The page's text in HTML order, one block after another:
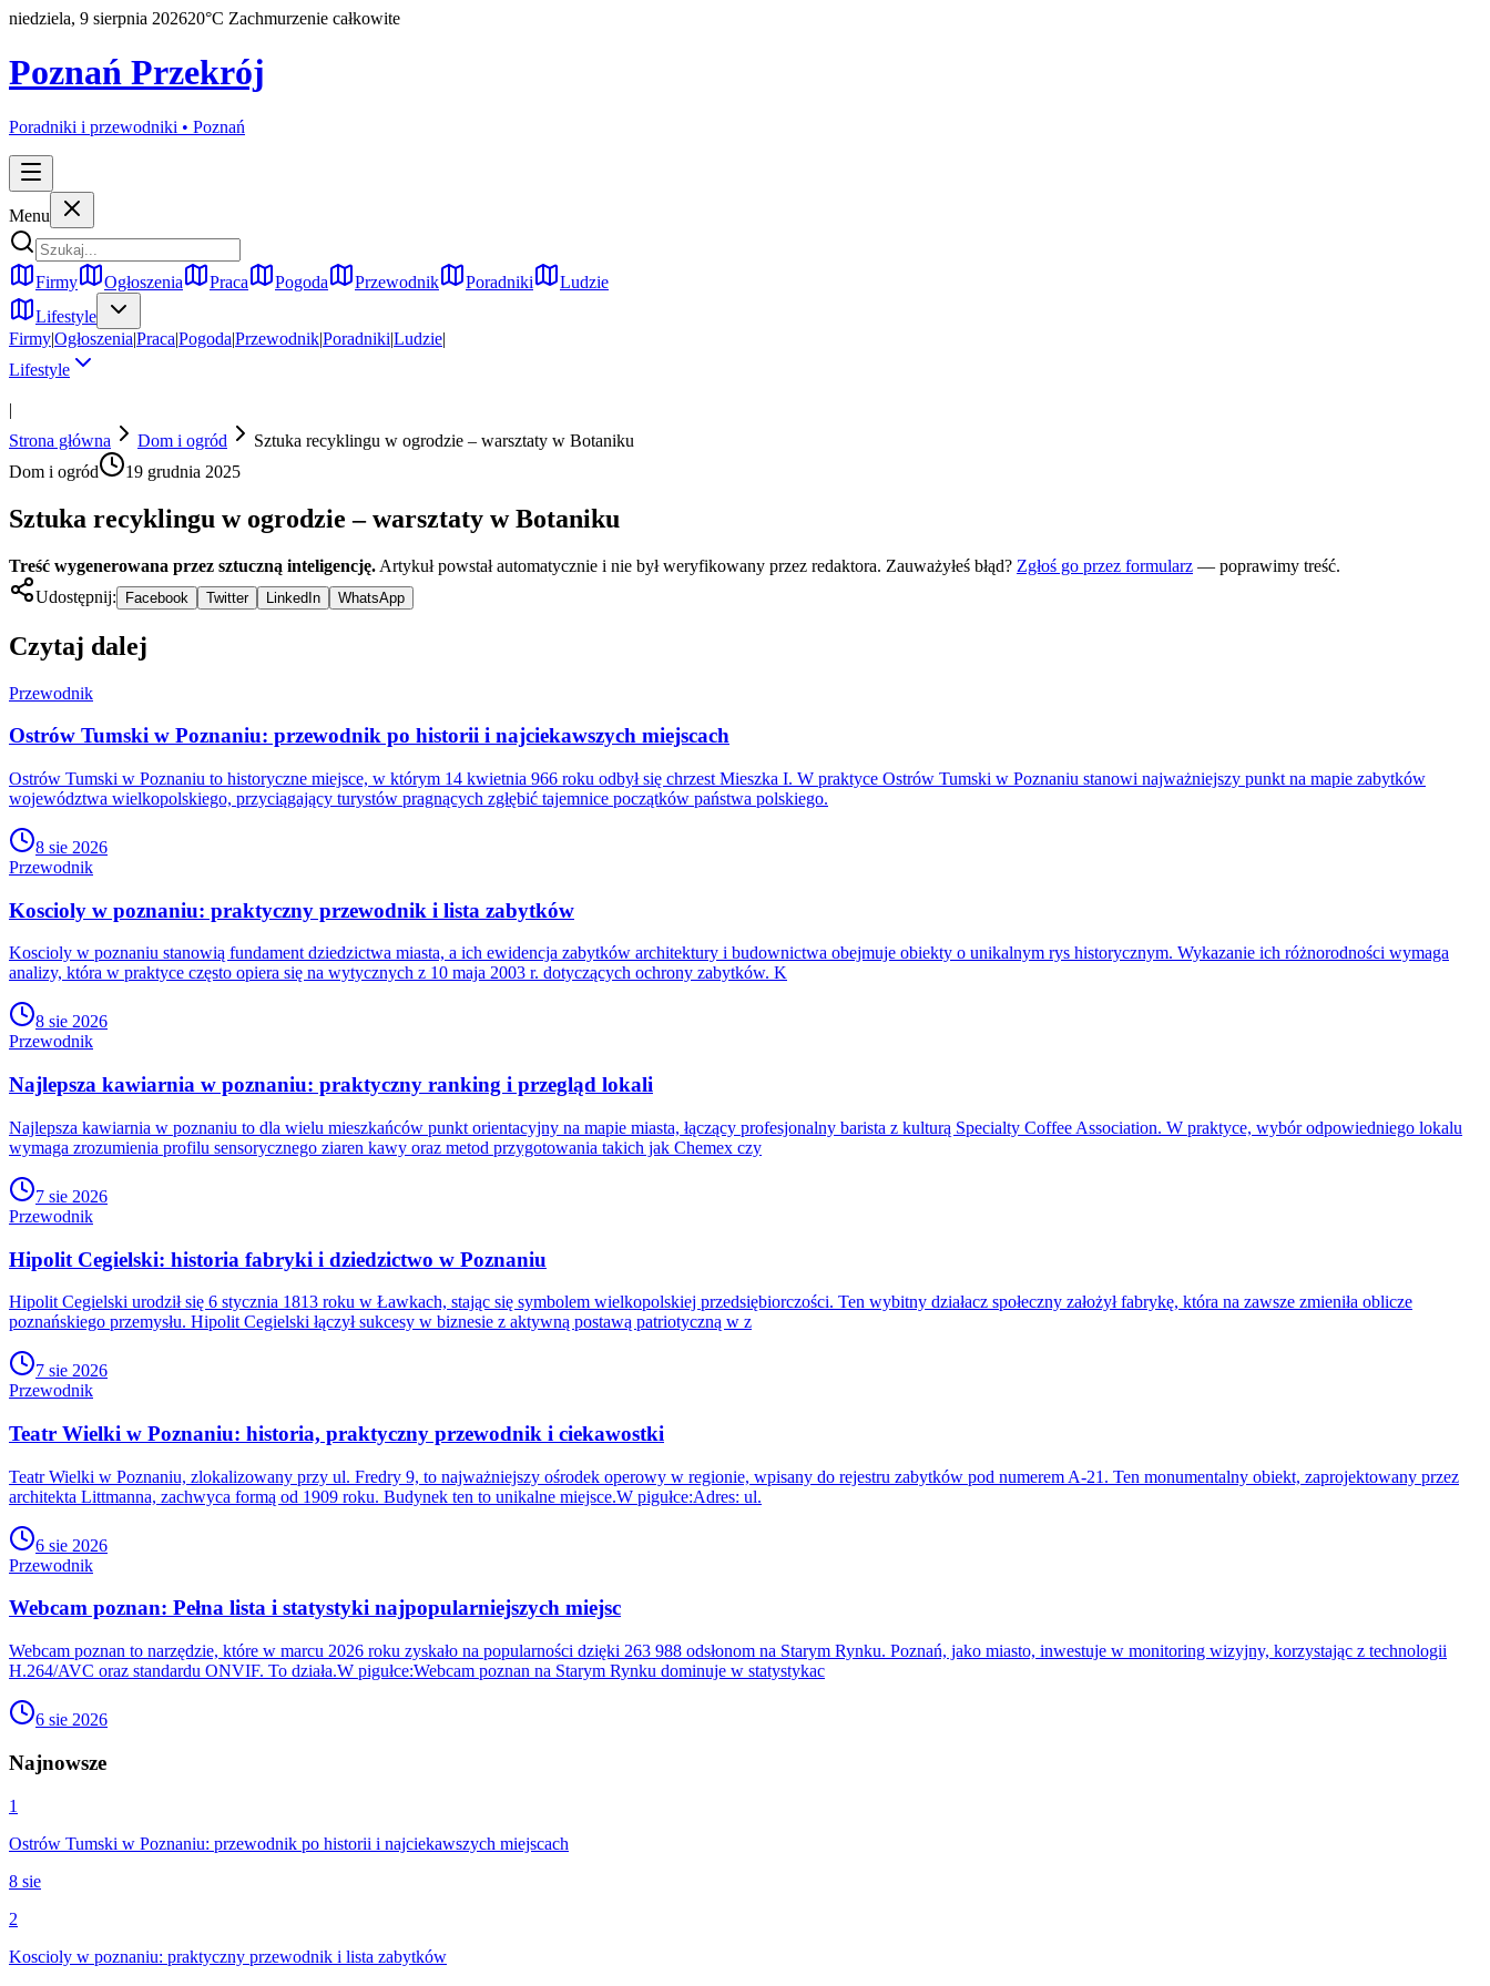
niedziela, 9 sierpnia 202620°C Zachmurzenie całkowite
Poznań Przekrój
Poradniki i przewodniki • Poznań
Menu
Firmy Ogłoszenia Praca Pogoda Przewodnik Poradniki
Ludzie
Lifestyle
Firmy|Ogłoszenia|Praca|Pogoda|Przewodnik|Poradniki|Ludzie|
Lifestyle
|
Strona główna
Dom i ogród
Sztuka recyklingu w ogrodzie – warsztaty w Botaniku
Dom i ogród
19 grudnia 2025
Sztuka recyklingu w ogrodzie – warsztaty w Botaniku
Treść wygenerowana przez sztuczną inteligencję. Artykuł powstał automatycznie i nie był weryfikowany przez redaktora. Zauważyłeś błąd? Zgłoś go przez formularz — poprawimy treść.
Udostępnij:
Facebook Twitter LinkedIn WhatsApp
Czytaj dalej
Przewodnik
Ostrów Tumski w Poznaniu: przewodnik po historii i najciekawszych miejscach
Ostrów Tumski w Poznaniu to historyczne miejsce, w którym 14 kwietnia 966 roku odbył się chrzest Mieszka I. W praktyce Ostrów Tumski w Poznaniu stanowi najważniejszy punkt na mapie zabytków
województwa wielkopolskiego, przyciągający turystów pragnących zgłębić tajemnice początków państwa polskiego.
8 sie 2026
Przewodnik
Koscioly w poznaniu: praktyczny przewodnik i lista zabytków
Koscioly w poznaniu stanowią fundament dziedzictwa miasta, a ich ewidencja zabytków architektury i budownictwa obejmuje obiekty o unikalnym rys historycznym. Wykazanie ich różnorodności wymaga
analizy, która w praktyce często opiera się na wytycznych z 10 maja 2003 r. dotyczących ochrony zabytków. K
8 sie 2026
Przewodnik
Najlepsza kawiarnia w poznaniu: praktyczny ranking i przegląd lokali
Najlepsza kawiarnia w poznaniu to dla wielu mieszkańców punkt orientacyjny na mapie miasta, łączący profesjonalny barista z kulturą Specialty Coffee Association. W praktyce, wybór odpowiedniego lokalu
wymaga zrozumienia profilu sensorycznego ziaren kawy oraz metod przygotowania takich jak Chemex czy
7 sie 2026
Przewodnik
Hipolit Cegielski: historia fabryki i dziedzictwo w Poznaniu
Hipolit Cegielski urodził się 6 stycznia 1813 roku w Ławkach, stając się symbolem wielkopolskiej przedsiębiorczości. Ten wybitny działacz społeczny założył fabrykę, która na zawsze zmieniła oblicze
poznańskiego przemysłu. Hipolit Cegielski łączył sukcesy w biznesie z aktywną postawą patriotyczną w z
7 sie 2026
Przewodnik
Teatr Wielki w Poznaniu: historia, praktyczny przewodnik i ciekawostki
Teatr Wielki w Poznaniu, zlokalizowany przy ul. Fredry 9, to najważniejszy ośrodek operowy w regionie, wpisany do rejestru zabytków pod numerem A-21. Ten monumentalny obiekt, zaprojektowany przez
architekta Littmanna, zachwyca formą od 1909 roku. Budynek ten to unikalne miejsce.W pigułce:Adres: ul.
6 sie 2026
Przewodnik
Webcam poznan: Pełna lista i statystyki najpopularniejszych miejsc
Webcam poznan to narzędzie, które w marcu 2026 roku zyskało na popularności dzięki 263 988 odsłonom na Starym Rynku. Poznań, jako miasto, inwestuje w monitoring wizyjny, korzystając z technologii
H.264/AVC oraz standardu ONVIF. To działa.W pigułce:Webcam poznan na Starym Rynku dominuje w statystykac
6 sie 2026
Najnowsze
1
Ostrów Tumski w Poznaniu: przewodnik po historii i najciekawszych miejscach
8 sie
2
Koscioly w poznaniu: praktyczny przewodnik i lista zabytków